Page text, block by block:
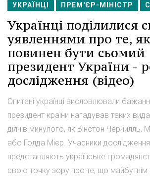
УКРАЇНЦІ ПРЕМ'ЄР-МІНІСТР
Українці поділилися
уявленнями про те,
повинен бути сьомий
президент України -
дослідження (відео)
Опитані українці висловлювали
президент країни нагадував таких
діячів минулого, як Вінстон Черчилль,
або Голда Мієр. Учасники
представляють українське
свою точку зору про те, що майбутнім